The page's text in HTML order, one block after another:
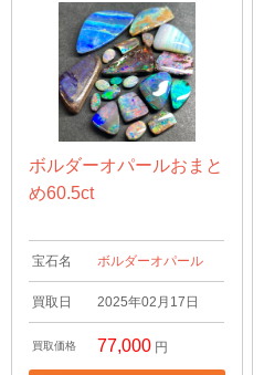
ボルダーオパールおまと
め60.5ct
宝石名 ボルダーオパール
買取日 2025年02月17日
買取価格 77,000 円